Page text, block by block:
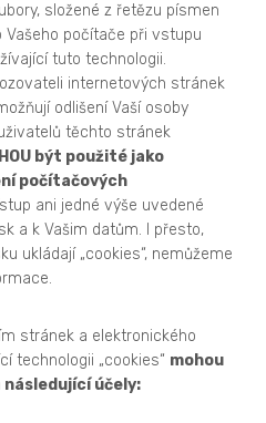
složené z řetězu písmen
počítače při vstupu
tuto technologii.
internetových stránek
odlišení Vaší osoby
těchto stránek
být použité jako
počítačových
ani jedné výše uvedené
a k Vašim datům. I přesto,
ukládají „cookies“, nemůžeme
stránek a elektronického
technologii „cookies“ mohou
účely: